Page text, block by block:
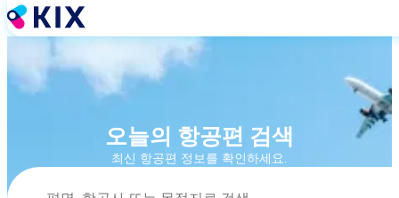
주
요
텐
츠
기
오늘의 항공편 검색
최신 항공편 정보를 확인하세요.